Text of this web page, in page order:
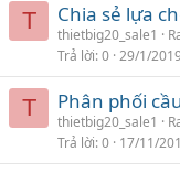
T Chia sẻ lựa
thietbig20_sale1
Trả lời 0 29/1/2019
T Phân phối
thietbig20_sale1
Trả lời 0 17/11/